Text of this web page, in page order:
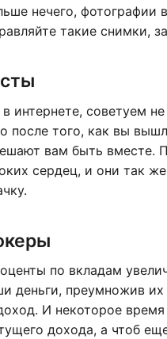
нечего,
такие снимки,
интернете, советуем
после того, как вы
вам быть вместе.
сердец, и они так
по вкладам
деньги, преумножив
И некоторое
дохода, а чтоб